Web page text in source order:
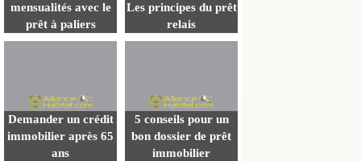
mensualités avec le
prêt à paliers
Les principes du prêt
relais
Demander un crédit
immobilier après 65
ans
5 conseils pour un
bon dossier de prêt
immobilier